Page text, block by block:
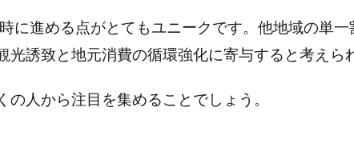
に進める点がとてもユニークです。他地域の単一
誘致と地元消費の循環強化に寄与すると考えら
人から注目を集めることでしょう。